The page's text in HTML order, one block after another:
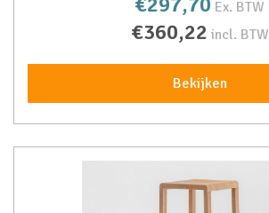
Ex. BTW
€360,22 incl. BTW
Bekijken